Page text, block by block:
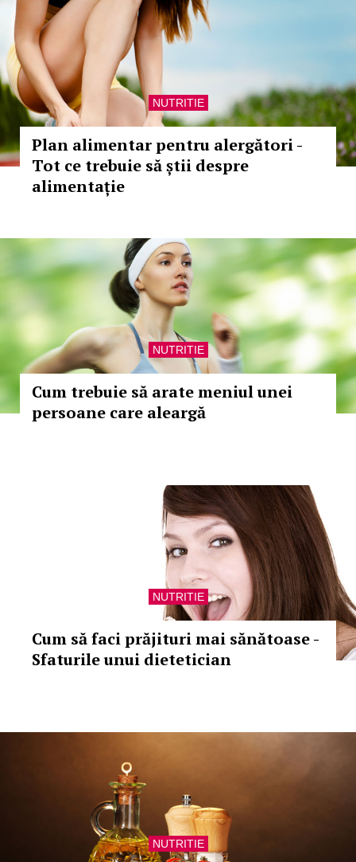
NUTRITIE
Plan alimentar pentru alergători -
Tot ce trebuie să știi despre
alimentație
NUTRITIE
Cum trebuie să arate meniul unei
persoane care aleargă
NUTRITIE
Cum să faci prăjituri mai sănătoase -
Sfaturile unui dietetician
NUTRITIE